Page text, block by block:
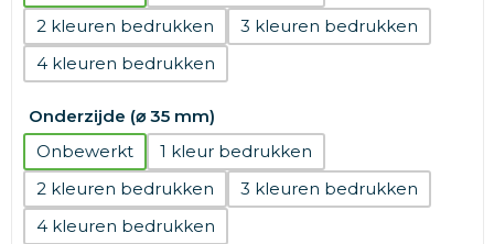
2
3
4
Onderzijde (⌀ 35 mm)
Onbewerkt
1
2
3
4